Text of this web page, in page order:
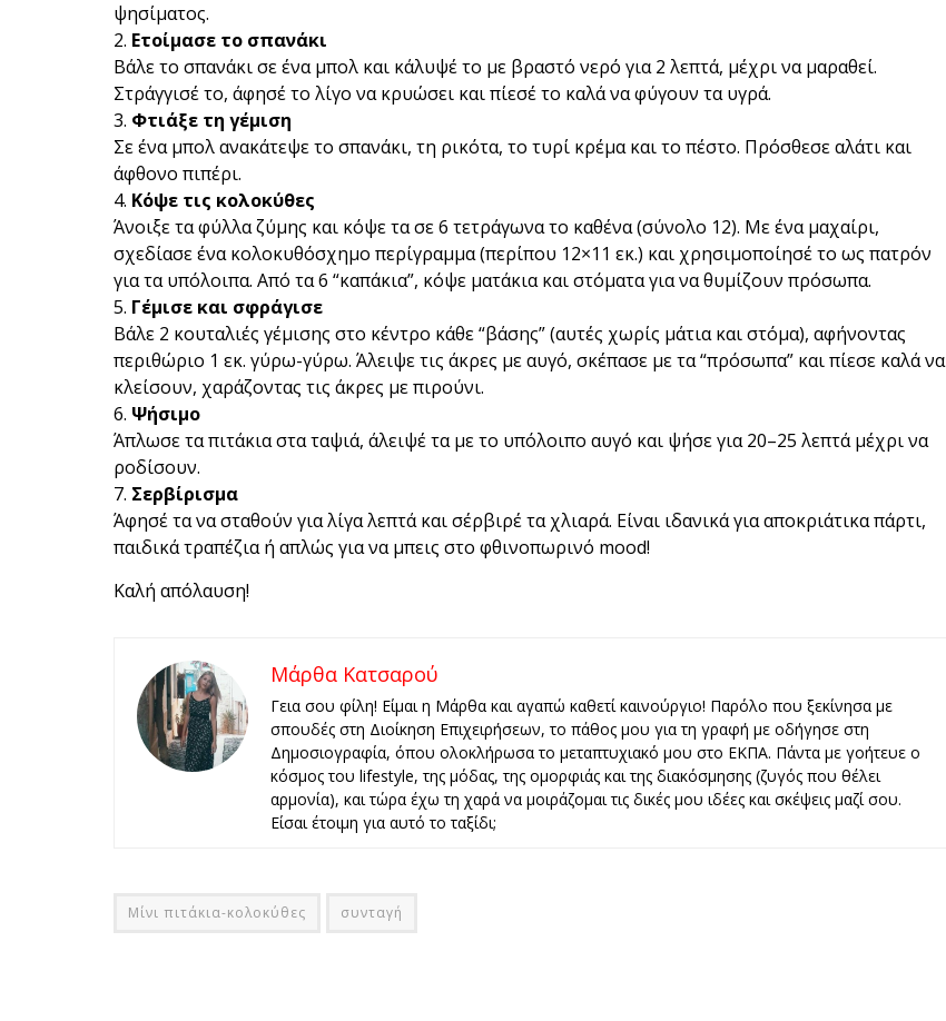
ψησίματος.
Ετοίμασε το σπανάκι
Βάλε το σπανάκι σε ένα μπολ και κάλυψέ το με βραστό νερό για 2 λεπτά, μέχρι να μαραθεί.
Στράγγισέ το, άφησέ το λίγο να κρυώσει και πίεσέ το καλά να φύγουν τα υγρά.
Φτιάξε τη γέμιση
Σε ένα μπολ ανακάτεψε το σπανάκι, τη ρικότα, το τυρί κρέμα και το πέστο. Πρόσθεσε αλάτι και
άφθονο πιπέρι.
Κόψε τις κολοκύθες
Άνοιξε τα φύλλα ζύμης και κόψε τα σε 6 τετράγωνα το καθένα (σύνολο 12). Με ένα μαχαίρι,
σχεδίασε ένα κολοκυθόσχημο περίγραμμα (περίπου 12×11 εκ.) και χρησιμοποίησέ το ως πατρόν
για τα υπόλοιπα. Από τα 6 “καπάκια”, κόψε ματάκια και στόματα για να θυμίζουν πρόσωπα.
Γέμισε και σφράγισε
Βάλε 2 κουταλιές γέμισης στο κέντρο κάθε “βάσης” (αυτές χωρίς μάτια και στόμα), αφήνοντας
περιθώριο 1 εκ. γύρω-γύρω. Άλειψε τις άκρες με αυγό, σκέπασε με τα “πρόσωπα” και πίεσε καλά να
κλείσουν, χαράζοντας τις άκρες με πιρούνι.
Ψήσιμο
Άπλωσε τα πιτάκια στα ταψιά, άλειψέ τα με το υπόλοιπο αυγό και ψήσε για 20–25 λεπτά μέχρι να
ροδίσουν.
Σερβίρισμα
Άφησέ τα να σταθούν για λίγα λεπτά και σέρβιρέ τα χλιαρά. Είναι ιδανικά για αποκριάτικα πάρτι,
παιδικά τραπέζια ή απλώς για να μπεις στο φθινοπωρινό mood!
Καλή απόλαυση!
Μάρθα Κατσαρού
Γεια σου φίλη! Είμαι η Μάρθα και αγαπώ καθετί καινούργιο! Παρόλο που ξεκίνησα με
σπουδές στη Διοίκηση Επιχειρήσεων, το πάθος μου για τη γραφή με οδήγησε στη
Δημοσιογραφία, όπου ολοκλήρωσα το μεταπτυχιακό μου στο ΕΚΠΑ. Πάντα με γοήτευε ο
κόσμος του lifestyle, της μόδας, της ομορφιάς και της διακόσμησης (ζυγός που θέλει
αρμονία), και τώρα έχω τη χαρά να μοιράζομαι τις δικές μου ιδέες και σκέψεις μαζί σου.
Είσαι έτοιμη για αυτό το ταξίδι;
Μίνι πιτάκια-κολοκύθες συνταγή